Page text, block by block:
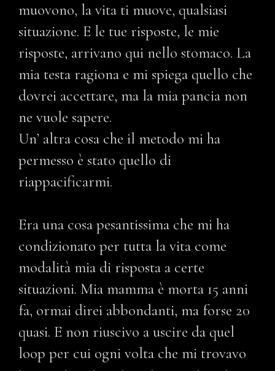
muovono, la vita ti muove, qualsiasi
situazione. E le tue risposte, le mie
risposte, arrivano qui nello stomaco. La
mia testa ragiona e mi spiega quello che
dovrei accettare, ma la mia pancia non
ne vuole sapere.
Un’ altra cosa che il metodo mi ha
permesso è stato quello di
riappacificarmi.
Era una cosa pesantissima che mi ha
condizionato per tutta la vita come
modalità mia di risposta a certe
situazioni. Mia mamma è morta 15 anni
fa, ormai direi abbondanti, ma forse 20
quasi. E non riuscivo a uscire da quel
loop per cui ogni volta che mi trovavo